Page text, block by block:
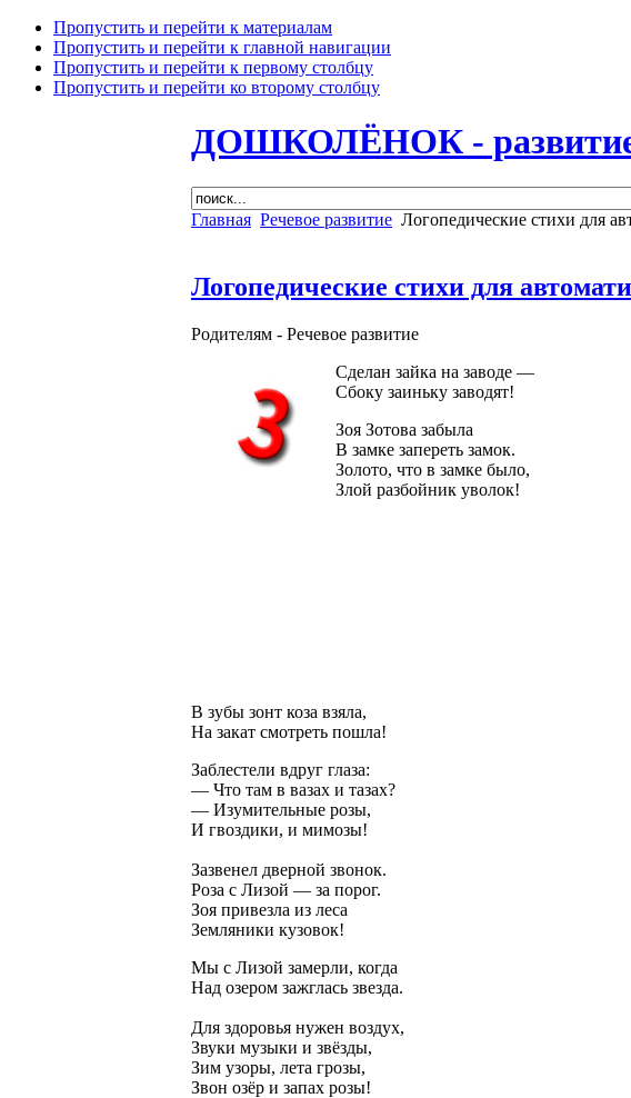
Пропустить и перейти к материалам
Пропустить и перейти к главной навигации
Пропустить и перейти к первому столбцу
Пропустить и перейти ко второму столбцу
ДОШКОЛЁНОК - развитие
Главная Речевое развитие Логопедические стихи для
Логопедические стихи для
Родителям - Речевое развитие
Сделан зайка на заводе —
Сбоку заиньку заводят!
Зоя Зотова забыла
В замке запереть замок.
Золото, что в замке было,
Злой разбойник уволок!
В зубы зонт коза взяла,
На закат смотреть пошла!
Заблестели вдруг глаза:
— Что там в вазах и тазах?
— Изумительные розы,
И гвоздики, и мимозы!
Зазвенел дверной звонок.
Роза с Лизой — за порог.
Зоя привезла из леса
Земляники кузовок!
Мы с Лизой замерли, когда
Над озером зажглась звезда.
Для здоровья нужен воздух,
Звуки музыки и звёзды,
Зим узоры, лета грозы,
Звон озёр и запах розы!